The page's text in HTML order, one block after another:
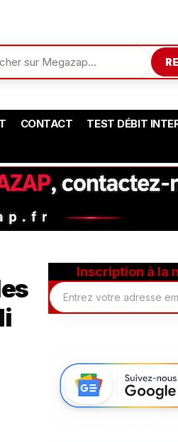
CONTACT TEST DÉBIT
Inscription à la